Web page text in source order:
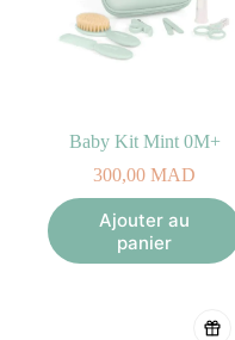
Baby Kit Mint 0M+
300,00 MAD
Ajouter au
panier